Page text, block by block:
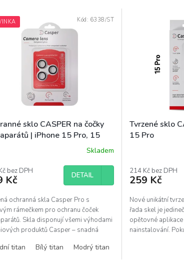
sklo CASPER na čočky
| iPhone 15 Pro, 15
Skladem
bez DPH
Kč DETAIL
ochranná skla Casper Pro s
rámečkem pro ochranu čoček
Skla disponují všemi výhodami
produktů Casper – snadná
titan Bílý titan Modrý titan
Kód: 6338/ST
Tvrzené sklo
15 Pro
214 Kč bez DPH
259 Kč
Nové unikátní
řada skel je
opětovné
nainstalování.